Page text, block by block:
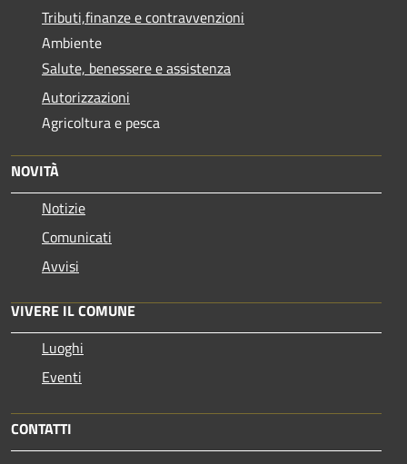
Tributi,finanze e contravvenzioni
Ambiente
Salute, benessere e assistenza
Autorizzazioni
Agricoltura e pesca
NOVITÀ
Notizie
Comunicati
Avvisi
VIVERE IL COMUNE
Luoghi
Eventi
CONTATTI